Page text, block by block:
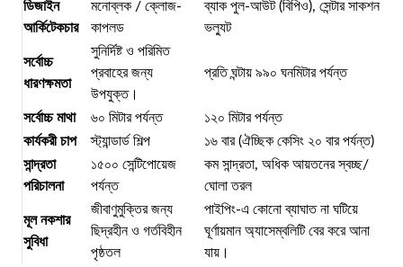
ডিজাইন
আর্কিটেকচার
মনোব্লক / ক্লোজ-
কাপলড
ব্যাক পুল-আউট (বিপিও), সেন্টার সাকশন
ভল্যুট
সর্বোচ্চ
ধারণক্ষমতা
সুনির্দিষ্ট ও পরিমিত
প্রবাহের জন্য
উপযুক্ত।
প্রতি ঘন্টায় ৯৯০ ঘনমিটার পর্যন্ত
সর্বোচ্চ মাথা ৬০ মিটার পর্যন্ত
১২০ মিটার পর্যন্ত
কার্যকরী চাপ
স্ট্যান্ডার্ড শিল্প
১৬ বার (ঐচ্ছিক কেসিং ২০ বার পর্যন্ত)
সান্দ্রতা
পরিচালনা
১৫০০ সেন্টিপোয়েজ
পর্যন্ত
কম সান্দ্রতা, অধিক আয়তনের স্বচ্ছ/
ঘোলা তরল
মূল নকশার
সুবিধা
জীবাণুমুক্তির জন্য
ছিদ্রহীন ও গর্তবিহীন
পৃষ্ঠতল
পাইপিং-এ কোনো ব্যাঘাত না ঘটিয়ে
ঘূর্ণায়মান অ্যাসেম্বলিটি বের করে আনা
যায়।